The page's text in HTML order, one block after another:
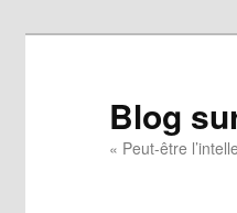
Blog
« Peut-être